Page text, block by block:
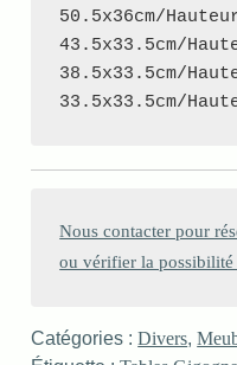
50.5x36cm/
43.5x33.5cm/
38.5x33.5cm/
33.5x33.5cm/
Nous contacter pour
ou vérifier la
Catégories :Divers,